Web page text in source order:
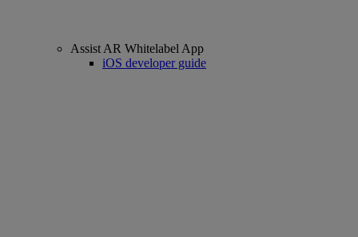
Assist AR Whitelabel App
iOS developer guide